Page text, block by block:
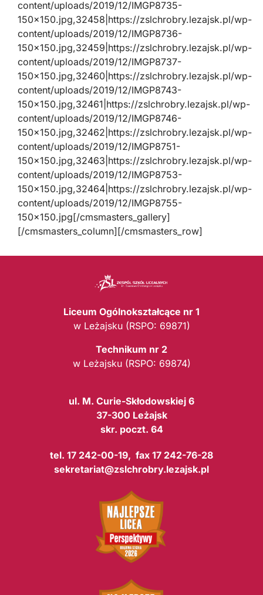
content/uploads/2019/12/IMGP8735-
150×150.jpg,32458|https://zslchrobry.lezajsk.pl/wp-
content/uploads/2019/12/IMGP8736-
150×150.jpg,32459|https://zslchrobry.lezajsk.pl/wp-
content/uploads/2019/12/IMGP8737-
150×150.jpg,32460|https://zslchrobry.lezajsk.pl/wp-
content/uploads/2019/12/IMGP8743-
150×150.jpg,32461|https://zslchrobry.lezajsk.pl/wp-
content/uploads/2019/12/IMGP8746-
150×150.jpg,32462|https://zslchrobry.lezajsk.pl/wp-
content/uploads/2019/12/IMGP8751-
150×150.jpg,32463|https://zslchrobry.lezajsk.pl/wp-
content/uploads/2019/12/IMGP8753-
150×150.jpg,32464|https://zslchrobry.lezajsk.pl/wp-
content/uploads/2019/12/IMGP8755-
150×150.jpg[/cmsmasters_gallery]
[/cmsmasters_column][/cmsmasters_row]
Liceum Ogólnokształcące nr 1
w Leżajsku (RSPO: 69871)
Technikum nr 2
w Leżajsku (RSPO: 69874)
ul. M. Curie-Skłodowskiej 6
37-300 Leżajsk
skr. poczt. 64
tel. 17 242-00-19, fax 17 242-76-28
sekretariat@zslchrobry.lezajsk.pl